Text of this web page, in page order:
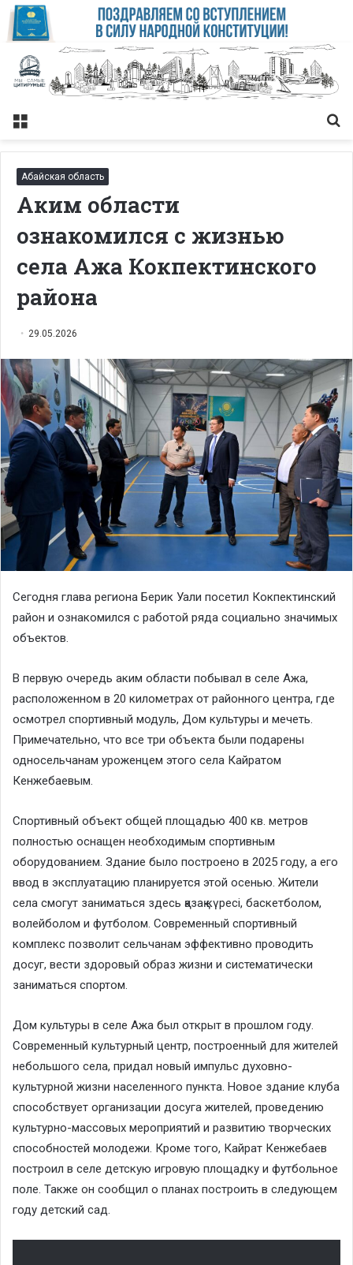
Меню
Абайская область
Аким области
ознакомился с жизнью
села Ажа Кокпектинского
района
29.05.2026
Сегодня глава региона Берик Уали посетил Кокпектинский
район и ознакомился с работой ряда социально значимых
объектов.
В первую очередь аким области побывал в селе Ажа,
расположенном в 20 километрах от районного центра, где
осмотрел спортивный модуль, Дом культуры и мечеть.
Примечательно, что все три объекта были подарены
односельчанам уроженцем этого села Кайратом
Кенжебаевым.
Спортивный объект общей площадью 400 кв. метров
полностью оснащен необходимым спортивным
оборудованием. Здание было построено в 2025 году, а его
ввод в эксплуатацию планируется этой осенью. Жители
села смогут заниматься здесь қазақ күресі, баскетболом,
волейболом и футболом. Современный спортивный
комплекс позволит сельчанам эффективно проводить
досуг, вести здоровый образ жизни и систематически
заниматься спортом.
Дом культуры в селе Ажа был открыт в прошлом году.
Современный культурный центр, построенный для жителей
небольшого села, придал новый импульс духовно-
культурной жизни населенного пункта. Новое здание клуба
способствует организации досуга жителей, проведению
культурно-массовых мероприятий и развитию творческих
способностей молодежи. Кроме того, Кайрат Кенжебаев
построил в селе детскую игровую площадку и футбольное
поле. Также он сообщил о планах построить в следующем
году детский сад.